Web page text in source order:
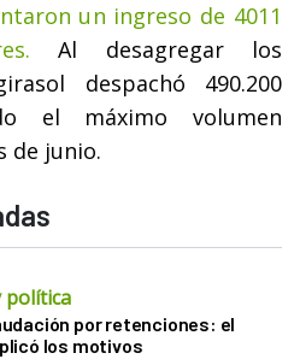
un ingreso de 4011
Al desagregar los
despachó 490.200
el máximo volumen
de junio.
política
por retenciones: el
los motivos